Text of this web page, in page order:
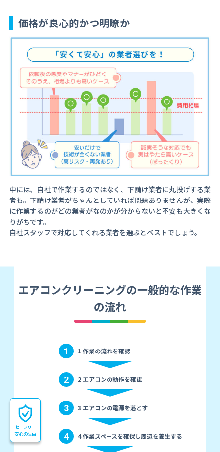
価格が良心的かつ明瞭か
中には、自社で作業するのではなく、下請け業者に丸投げする業
者も。下請け業者がちゃんとしていれば問題ありませんが、実際
に作業するのがどの業者がなのかが分からないと不安も大きくな
りがちです。
自社スタッフで対応してくれる業者を選ぶとベストでしょう。
エアコンクリーニングの一般的な作業
の流れ
1 1.作業の流れを確認
2 2.エアコンの動作を確認
3 3.エアコンの電源を落とす
4 4.作業スペースを確保し周辺を養生する
セーフリー
安心の理由